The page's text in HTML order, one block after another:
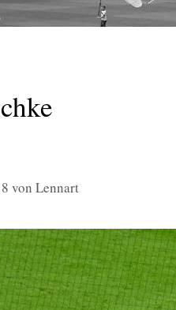
von Lennart